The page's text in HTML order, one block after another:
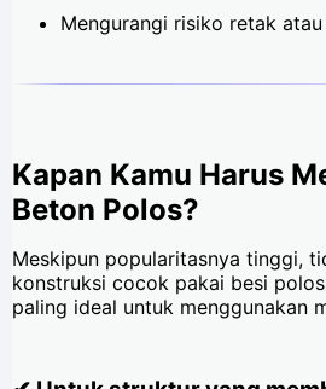
Mengurangi risiko retak
Kapan Kamu Harus
Beton Polos?
Meskipun popularitasnya tinggi,
konstruksi cocok pakai besi
paling ideal untuk menggunakan